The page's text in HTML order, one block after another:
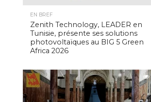
EN BREF
Zenith Technology, LEADER en
Tunisie, présente ses solutions
photovoltaïques au BIG 5 Green
Africa 2026